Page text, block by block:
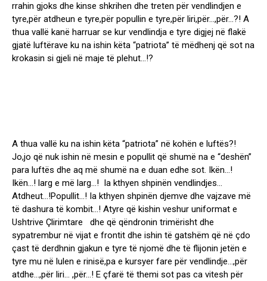
rrahin gjoks dhe kinse shkrihen dhe treten për vendlindjen e
tyre,për atdheun e tyre,për popullin e tyre,për liri,për…,për…?! A
thua vallë kanë harruar se kur vendlindja e tyre digjej në flakë
gjatë luftërave ku na ishin këta “patriota” të mëdhenj që sot na
krokasin si gjeli në maje të plehut…!?
A thua vallë ku na ishin këta “patriota” në kohën e luftës?!
Jo,jo që nuk ishin në mesin e popullit që shumë na e “deshën”
para luftës dhe aq më shumë na e duan edhe sot. Ikën…!
Ikën…! larg e më larg…! Ia kthyen shpinën vendlindjes…
Atdheut…!Popullit…! Ia kthyen shpinën djemve dhe vajzave më
të dashura të kombit…! Atyre që kishin veshur uniformat e
Ushtrive Çlirimtare dhe që qëndronin trimërisht dhe
sypatrembur në vijat e frontit dhe ishin të gatshëm që në çdo
çast të derdhnin gjakun e tyre të njomë dhe të flijonin jetën e
tyre mu në lulen e rinisë,pa e kursyer fare për vendlindje…,për
atdhe…,për liri… ,për…! E çfarë të themi sot pas ca vitesh për